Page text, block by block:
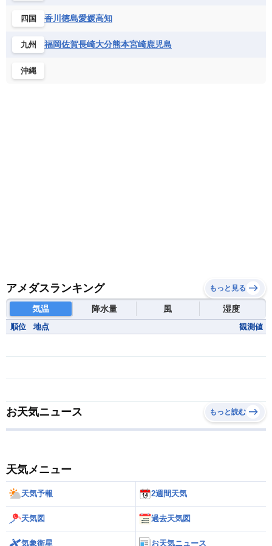
フランス領ギアナ
ベネズエラ
ベリーズ
ボリビア
メキシコ
チュニジア
ナミビア
ニジェール
ブルキナファソ
マダガスカル
四国 香川 徳島愛媛高知
九州 福岡佐賀長崎大分熊本宮崎鹿児島
沖縄
アメダスランキング もっと見る
気温 降水量 風 湿度
順位 地点 観測値
お天気ニュース もっと読む
天気メニュー
天気予報 2週間天気
天気図 過去天気図
気象衛星 お天気ニュース